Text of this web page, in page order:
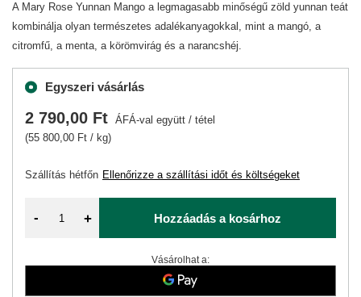
A Mary Rose Yunnan Mango a legmagasabb minőségű zöld yunnan teát
kombinálja olyan természetes adalékanyagokkal, mint a mangó, a
citromfű, a menta, a körömvirág és a narancshéj.
Egyszeri vásárlás
Szállítás hétfőn Ellenőrizze a szállítási időt és költségeket
2 790,00 Ft ÁFÁ-val együtt / tétel
(55 800,00 Ft / kg)
- + Hozzáadás a kosárhoz
Vásárolhat a: